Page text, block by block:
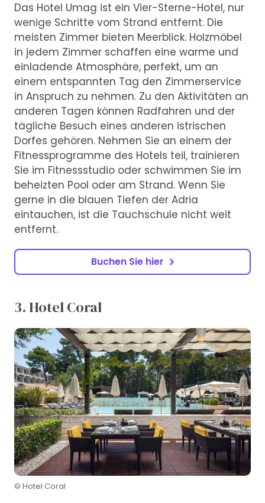
Das Hotel Umag ist ein Vier-Sterne-Hotel, nur
wenige Schritte vom Strand entfernt. Die
meisten Zimmer bieten Meerblick. Holzmöbel
in jedem Zimmer schaffen eine warme und
einladende Atmosphäre, perfekt, um an
einem entspannten Tag den Zimmerservice
in Anspruch zu nehmen. Zu den Aktivitäten an
anderen Tagen können Radfahren und der
tägliche Besuch eines anderen istrischen
Dorfes gehören. Nehmen Sie an einem der
Fitnessprogramme des Hotels teil, trainieren
Sie im Fitnessstudio oder schwimmen Sie im
beheizten Pool oder am Strand. Wenn Sie
gerne in die blauen Tiefen der Adria
eintauchen, ist die Tauchschule nicht weit
entfernt.
Buchen Sie hier
3. Hotel Coral
© Hotel Coral